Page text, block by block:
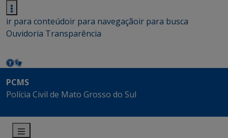
ir para conteúdoir para navegaçãoir para busca
Ouvidoria Transparência
PCMS
Polícia Civil de Mato Grosso do Sul